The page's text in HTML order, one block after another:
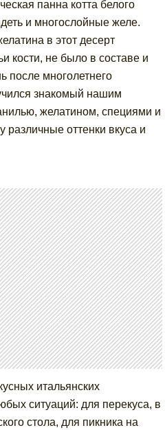
панна котта белого
и многослойные желе.
в этот десерт
кости, не было в составе и
после многолетнего
знакомый нашим
желатином, специями и
оттенки вкуса и
итальянских
ситуаций: для перекуса, в
стола, для пикника на